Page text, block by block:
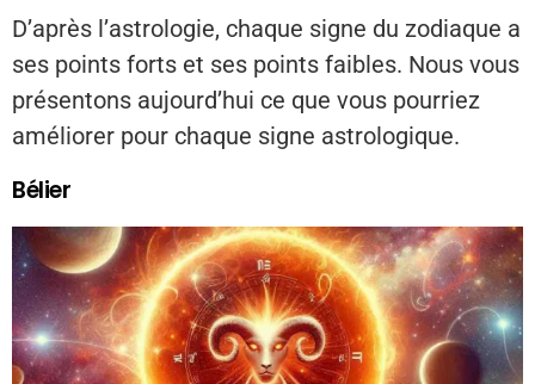
D’après l’astrologie, chaque signe du zodiaque a
ses points forts et ses points faibles. Nous vous
présentons aujourd’hui ce que vous pourriez
améliorer pour chaque signe astrologique.
Bélier